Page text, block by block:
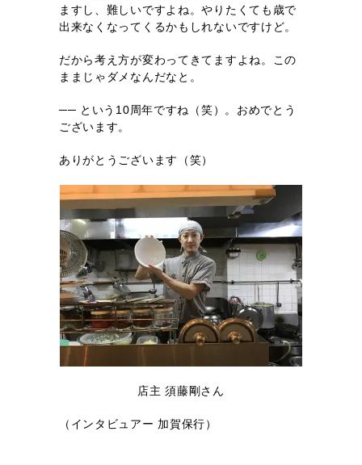
ますし、難しいですよね。やりたくても歳で
出来なくなってくるかもしれないですけど。
だから考え方が変わってきてますよね。この
ままじゃダメなんだなと。
── という10周年ですね（笑）。おめでとう
ございます。
ありがとうございます（笑）
店主 須藤剛さん
（インタビュアー 加賀保行）